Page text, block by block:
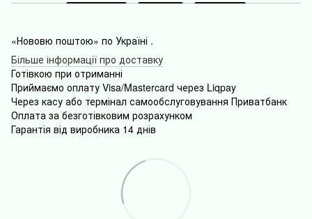
«Нововю поштою» по Україні .
Більше інформації про доставку
Готівкою при отриманні
Приймаємо оплату Visa/Mastercard через Liqpay
Через касу або термінал самообслуговування Приватбанк
Оплата за безготівковим розрахунком
Гарантія від виробника 14 днів